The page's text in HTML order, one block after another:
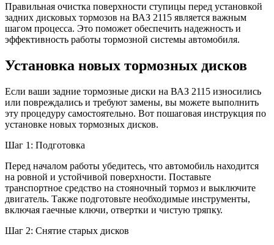
Правильная очистка поверхности ступицы перед установкой
задних дисковых тормозов на ВАЗ 2115 является важным
шагом процесса. Это поможет обеспечить надежность и
эффективность работы тормозной системы автомобиля.
Установка новых тормозных дисков
Если ваши задние тормозные диски на ВАЗ 2115 износились
или повреждались и требуют замены, вы можете выполнить
эту процедуру самостоятельно. Вот пошаговая инструкция по
установке новых тормозных дисков.
Шаг 1: Подготовка
Перед началом работы убедитесь, что автомобиль находится
на ровной и устойчивой поверхности. Поставьте
транспортное средство на стояночный тормоз и выключите
двигатель. Также подготовьте необходимые инструменты,
включая гаечные ключи, отвертки и чистую тряпку.
Шаг 2: Снятие старых дисков